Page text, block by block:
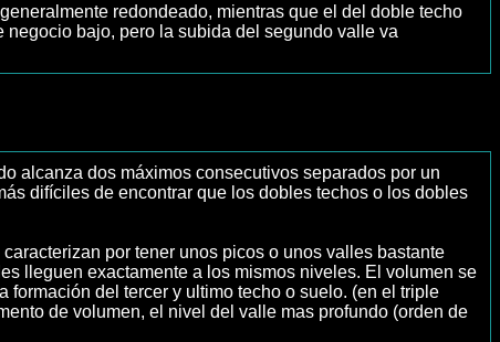
redondeado, mientras que el del doble techo
bajo, pero la subida del segundo valle va
alcanza dos máximos consecutivos separados por un
difíciles de encontrar que los dobles techos o los dobles
por tener unos picos o unos valles bastante
lleguen exactamente a los mismos niveles. El volumen se
del tercer y ultimo techo o suelo. (en el triple
de volumen, el nivel del valle mas profundo (orden de